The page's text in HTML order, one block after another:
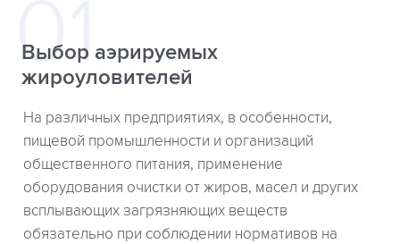
Выбор аэрируемых
жироуловителей
На различных предприятиях, в особенности,
пищевой промышленности и организаций
общественного питания, применение
оборудования очистки от жиров, масел и других
всплывающих загрязняющих веществ
обязательно при соблюдении нормативов на